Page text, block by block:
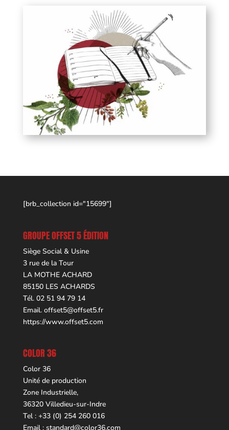
[brb_collection id="15699"]
GROUPE OFFSET 5 ÉDITION
Siège Social & Usine
3 rue de la Tour
LA MOTHE ACHARD
85150 LES ACHARDS
Tél. 02 51 94 79 14
Email. offset5@offset5.fr
https://www.offset5.com
COLOR 36
Color 36
Unité de production
Zone Industrielle,
36320 Villedieu-sur-Indre
Tel : +33 (0) 254 260 016
Email : standard@color36.com